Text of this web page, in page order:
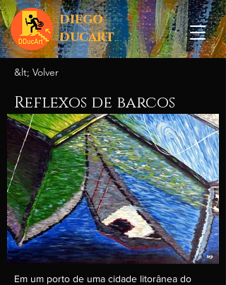
diego
ducart
&lt; Volver
Reflexos de barcos
Em um porto de uma cidade litorânea do